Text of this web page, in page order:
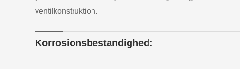
ventilkonstruktion.
Korrosionsbestandighed: